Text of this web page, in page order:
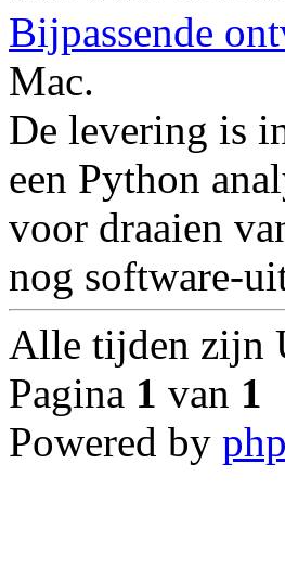
Bijpassende
Mac.
De levering is
een Python
voor draaien
nog software-
Alle tijden zijn
Pagina 1 van 1
Powered by